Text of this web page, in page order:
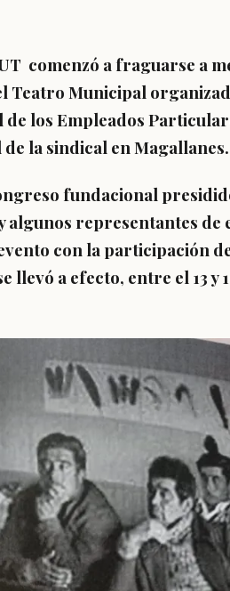
comenzó a fraguarse a
Teatro Municipal
los Empleados
la sindical en Magallanes.
fundacional
representantes de
con la participación
llevó a efecto, entre el 13 y